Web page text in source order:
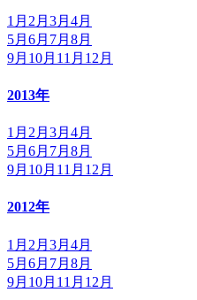
1月 2月 3月 4月
5月 6月 7月 8月
9月 10月 11月 12月
2013年
1月 2月 3月 4月
5月 6月 7月 8月
9月 10月 11月 12月
2012年
1月 2月 3月 4月
5月 6月 7月 8月
9月 10月 11月 12月